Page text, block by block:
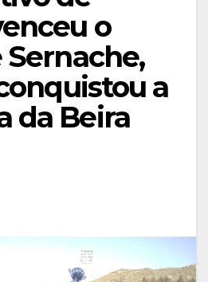
o
a
da Beira